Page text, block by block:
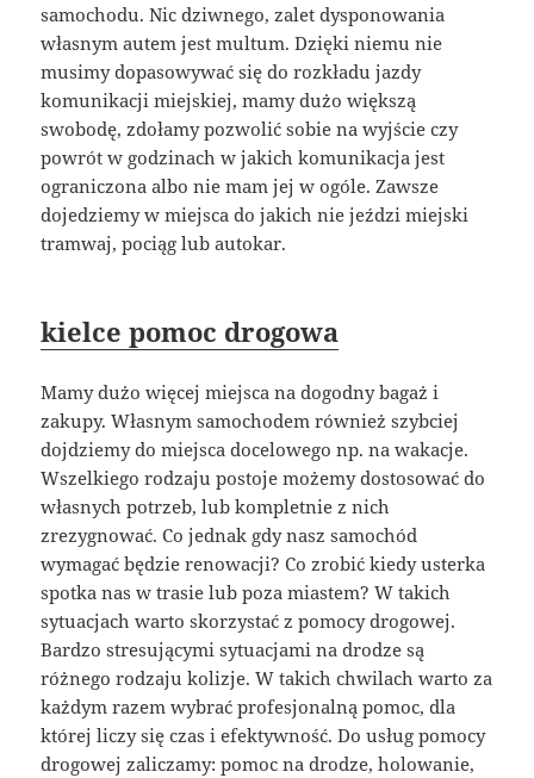
samochodu. Nic dziwnego, zalet dysponowania
własnym autem jest multum. Dzięki niemu nie
musimy dopasowywać się do rozkładu jazdy
komunikacji miejskiej, mamy dużo większą
swobodę, zdołamy pozwolić sobie na wyjście czy
powrót w godzinach w jakich komunikacja jest
ograniczona albo nie mam jej w ogóle. Zawsze
dojedziemy w miejsca do jakich nie jeździ miejski
tramwaj, pociąg lub autokar.
kielce pomoc drogowa
Mamy dużo więcej miejsca na dogodny bagaż i
zakupy. Własnym samochodem również szybciej
dojdziemy do miejsca docelowego np. na wakacje.
Wszelkiego rodzaju postoje możemy dostosować do
własnych potrzeb, lub kompletnie z nich
zrezygnować. Co jednak gdy nasz samochód
wymagać będzie renowacji? Co zrobić kiedy usterka
spotka nas w trasie lub poza miastem? W takich
sytuacjach warto skorzystać z pomocy drogowej.
Bardzo stresującymi sytuacjami na drodze są
różnego rodzaju kolizje. W takich chwilach warto za
każdym razem wybrać profesjonalną pomoc, dla
której liczy się czas i efektywność. Do usług pomocy
drogowej zaliczamy: pomoc na drodze, holowanie,